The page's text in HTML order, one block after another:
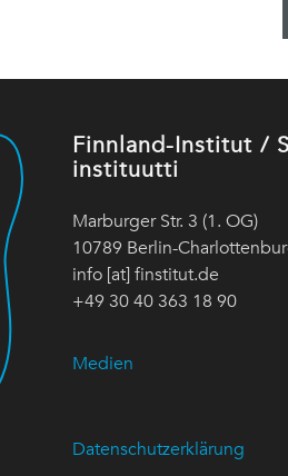
Finnland-Institut /
instituutti
Marburger Str. 3 (1. OG)
10789 Berlin-
info [at] finstitut.de
+49 30 40 363 18 90
Medien
Datenschutzerklärung